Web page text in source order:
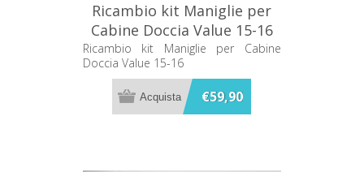
Ricambio kit Maniglie per
Cabine Doccia Value 15-16
Ricambio kit Maniglie per Cabine
Doccia Value 15-16
€59,90